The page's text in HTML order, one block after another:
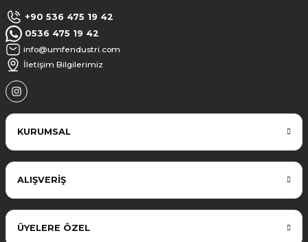
+90 536 475 19 42
0536 475 19 42
info@umfendustri.com
İletişim Bilgilerimiz
KURUMSAL
ALIŞVERİŞ
ÜYELERE ÖZEL